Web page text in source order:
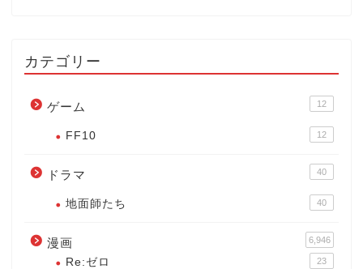
カテゴリー
ゲーム 12
FF10 12
ドラマ 40
地面師たち 40
漫画 6,946
Re:ゼロ 23